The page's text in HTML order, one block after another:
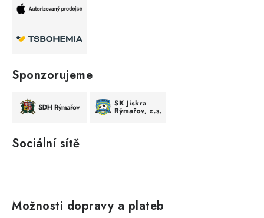
Sponzorujeme
Sociální sítě
Možnosti dopravy a plateb